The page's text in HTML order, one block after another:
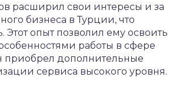
расширил свои интересы и за
бизнеса в Турции, что
опыт позволил ему освоить
работы в сфере
приобрел дополнительные
сервиса высокого уровня.